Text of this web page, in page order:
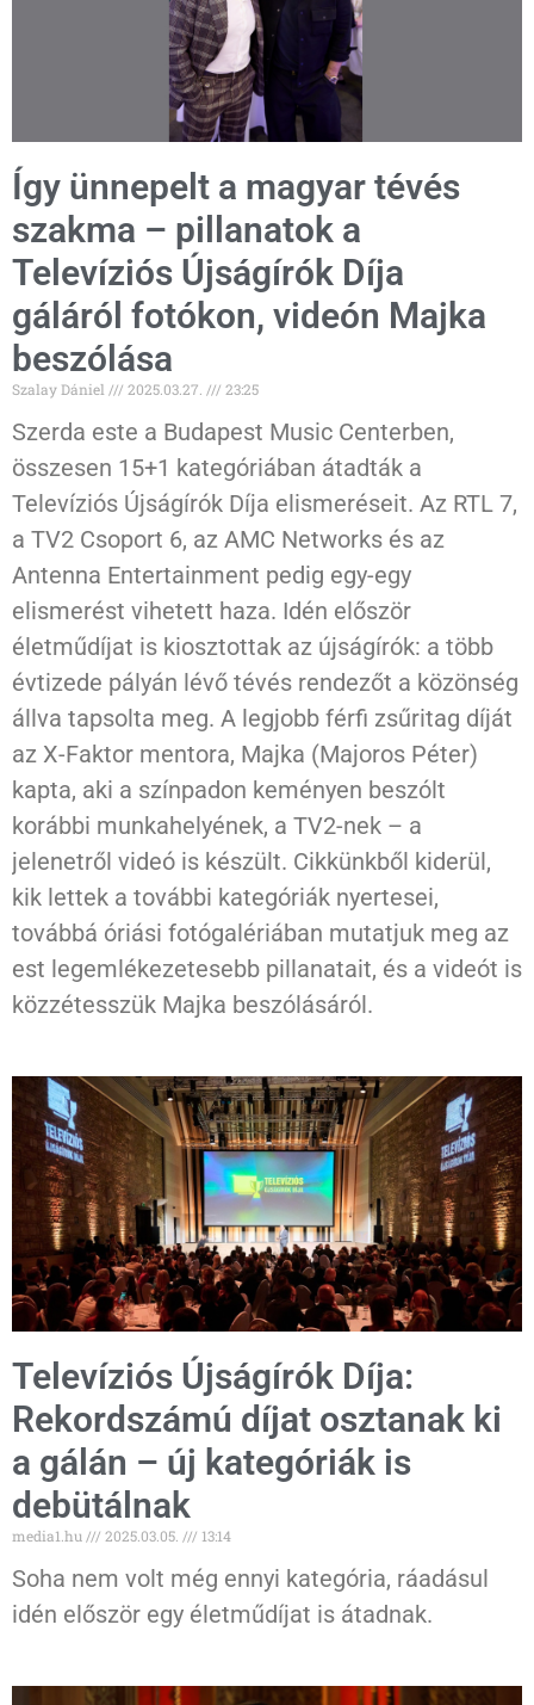
Így ünnepelt a magyar tévés
szakma – pillanatok a
Televíziós Újságírók Díja
gáláról fotókon, videón Majka
beszólása
Szalay Dániel 2025.03.27. 23:25
Szerda este a Budapest Music Centerben,
összesen 15+1 kategóriában átadták a
Televíziós Újságírók Díja elismeréseit. Az RTL 7,
a TV2 Csoport 6, az AMC Networks és az
Antenna Entertainment pedig egy-egy
elismerést vihetett haza. Idén először
életműdíjat is kiosztottak az újságírók: a több
évtizede pályán lévő tévés rendezőt a közönség
állva tapsolta meg. A legjobb férfi zsűritag díját
az X-Faktor mentora, Majka (Majoros Péter)
kapta, aki a színpadon keményen beszólt
korábbi munkahelyének, a TV2-nek – a
jelenetről videó is készült. Cikkünkből kiderül,
kik lettek a további kategóriák nyertesei,
továbbá óriási fotógalériában mutatjuk meg az
est legemlékezetesebb pillanatait, és a videót is
közzétesszük Majka beszólásáról.
Televíziós Újságírók Díja:
Rekordszámú díjat osztanak ki
a gálán – új kategóriák is
debütálnak
media1.hu 2025.03.05. 13:14
Soha nem volt még ennyi kategória, ráadásul
idén először egy életműdíjat is átadnak.